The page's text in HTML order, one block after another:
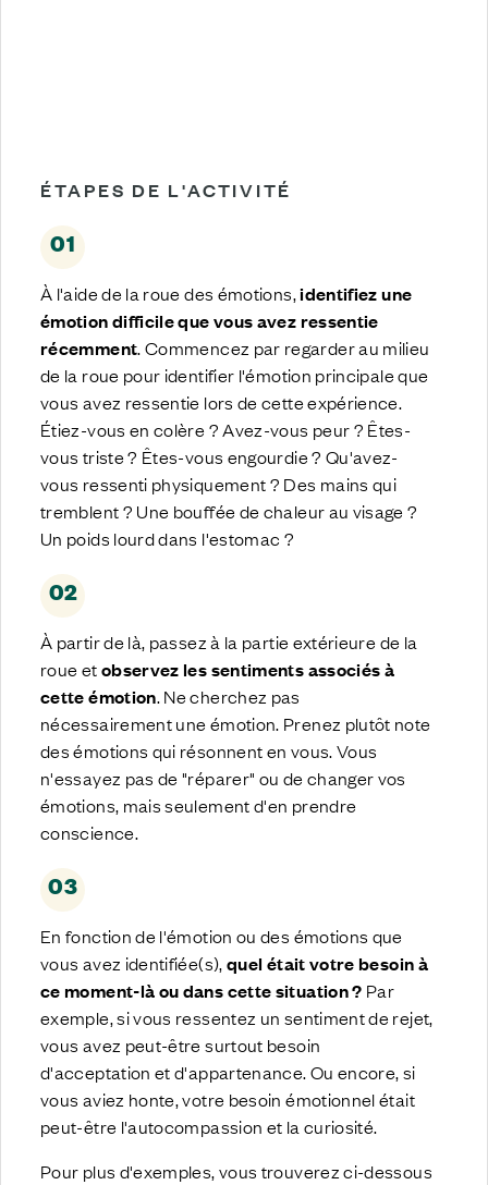
ÉTAPES DE L'ACTIVITÉ
01
À l'aide de la roue des émotions,identifiez une
émotion difficile que vous avez ressentie
récemment.Commencez par regarder au milieu
de la roue pour identifier l'émotion principale que
vous avez ressentie lors de cette expérience.
Étiez-vous en colère ?Avez-vous peur ? Êtes-
vous triste ? Êtes-vous engourdie ? Qu'avez-
vous ressenti physiquement ? Des mains qui
tremblent ? Une bouffée de chaleur au visage ?
Un poids lourd dans l'estomac ?
02
À partir de là, passez à la partie extérieure de la
roue etobservez les sentiments associés à
cette émotion. Ne cherchez pas
nécessairement une émotion. Prenez plutôt note
des émotions qui résonnent en vous. Vous
n'essayez pas de "réparer" ou de changer vos
émotions, mais seulement d'en prendre
conscience.
03
En fonction de l'émotion ou des émotions que
vous avez identifiée(s),quel était votre besoin à
ce moment-là ou dans cette situation ? Par
exemple, si vous ressentez un sentiment de rejet,
vous avez peut-être surtout besoin
d'acceptation et d'appartenance. Ou encore, si
vous aviez honte, votre besoin émotionnel était
peut-être l'autocompassion et la curiosité.
Pour plus d'exemples, vous trouverez ci-dessous